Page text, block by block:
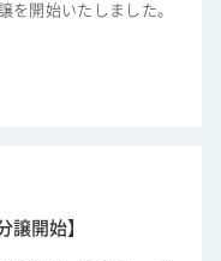
を開始いたしました。
譲開始】